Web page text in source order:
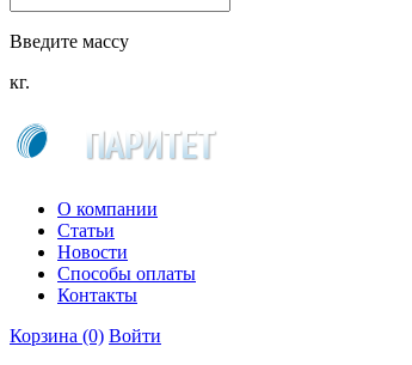
Введите массу
кг.
О компании
Статьи
Новости
Способы оплаты
Контакты
Корзина (0) Войти